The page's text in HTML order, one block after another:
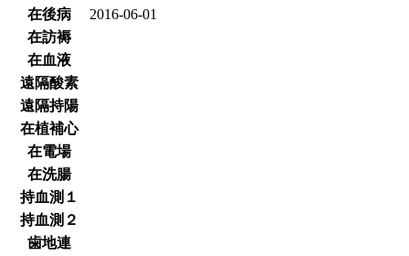
在後病
2016-06-01
在訪褥
在血液
遠隔酸素
遠隔持陽
在植補心
在電場
在洗腸
持血測１
持血測２
歯地連